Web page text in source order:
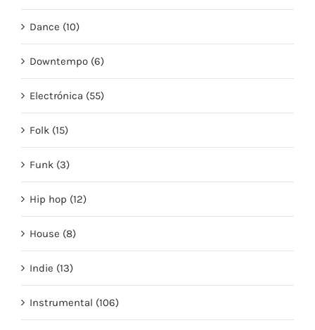
Dance (10)
Downtempo (6)
Electrónica (55)
Folk (15)
Funk (3)
Hip hop (12)
House (8)
Indie (13)
Instrumental (106)